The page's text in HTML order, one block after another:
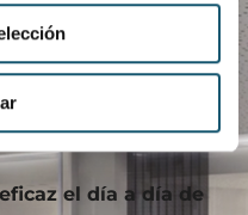
el día a día de